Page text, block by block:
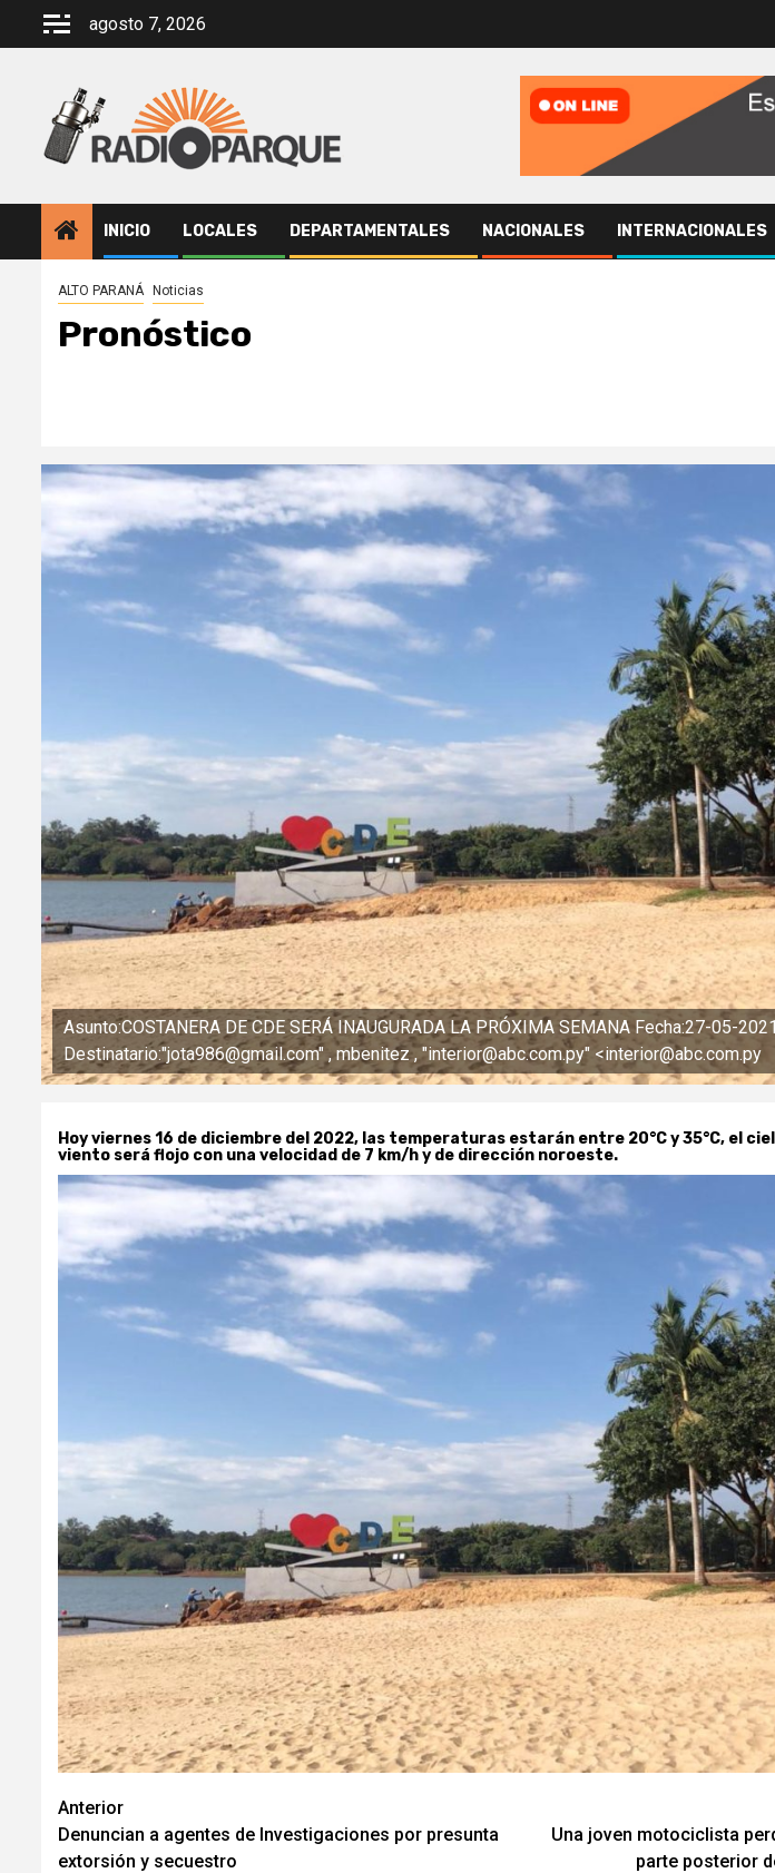
agosto 7, 2026
INICIO LOCALES DEPARTAMENTALES NACIONALES INTERNACIONALES
ALTO PARANÁ Noticias
Pronóstico
Asunto:COSTANERA DE CDE SERÁ INAUGURADA LA PRÓXIMA SEMANA Fecha:27-05-
Destinatario:"jota986@gmail.com" , mbenitez , "interior@abc.com.py" <interior@abc.com.py
Hoyviernes 16 de diciembre del 2022, las temperaturas estarán entre 20°C y 35°C, el
viento será flojo con una velocidad de 7 km/h y de dirección noroeste.
Navegación
de
Anterior
Denuncian a agentes de Investigaciones por presunta
extorsión y secuestro
Una joven motociclista
parte posterior